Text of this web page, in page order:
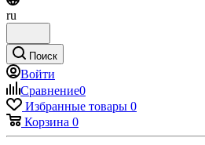
ru
Поиск
Войти
Сравнение0
Избранные товары 0
Корзина 0